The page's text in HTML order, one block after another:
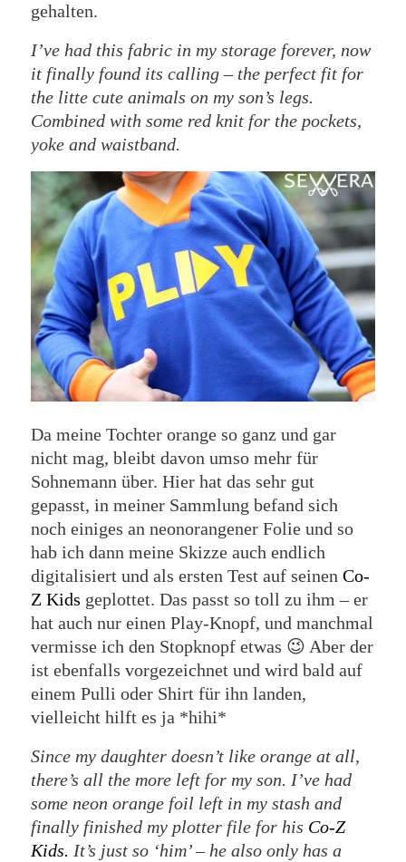
gehalten.
I’ve had this fabric in my storage forever, now
it finally found its calling – the perfect fit for
the litte cute animals on my son’s legs.
Combined with some red knit for the pockets,
yoke and waistband.
Da meine Tochter orange so ganz und gar
nicht mag, bleibt davon umso mehr für
Sohnemann über. Hier hat das sehr gut
gepasst, in meiner Sammlung befand sich
noch einiges an neonorangener Folie und so
hab ich dann meine Skizze auch endlich
digitalisiert und als ersten Test auf seinen Co-
Z Kids geplottet. Das passt so toll zu ihm – er
hat auch nur einen Play-Knopf, und manchmal
vermisse ich den Stopknopf etwas 😉 Aber der
ist ebenfalls vorgezeichnet und wird bald auf
einem Pulli oder Shirt für ihn landen,
vielleicht hilft es ja *hihi*
Since my daughter doesn’t like orange at all,
there’s all the more left for my son. I’ve had
some neon orange foil left in my stash and
finally finished my plotter file for his Co-Z
Kids. It’s just so ‘him’ – he also only has a